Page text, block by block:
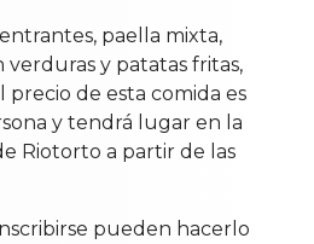
paella mixta,
y patatas fritas,
precio de esta comida es
y tendrá lugar en la
Riotorto a partir de las
pueden hacerlo